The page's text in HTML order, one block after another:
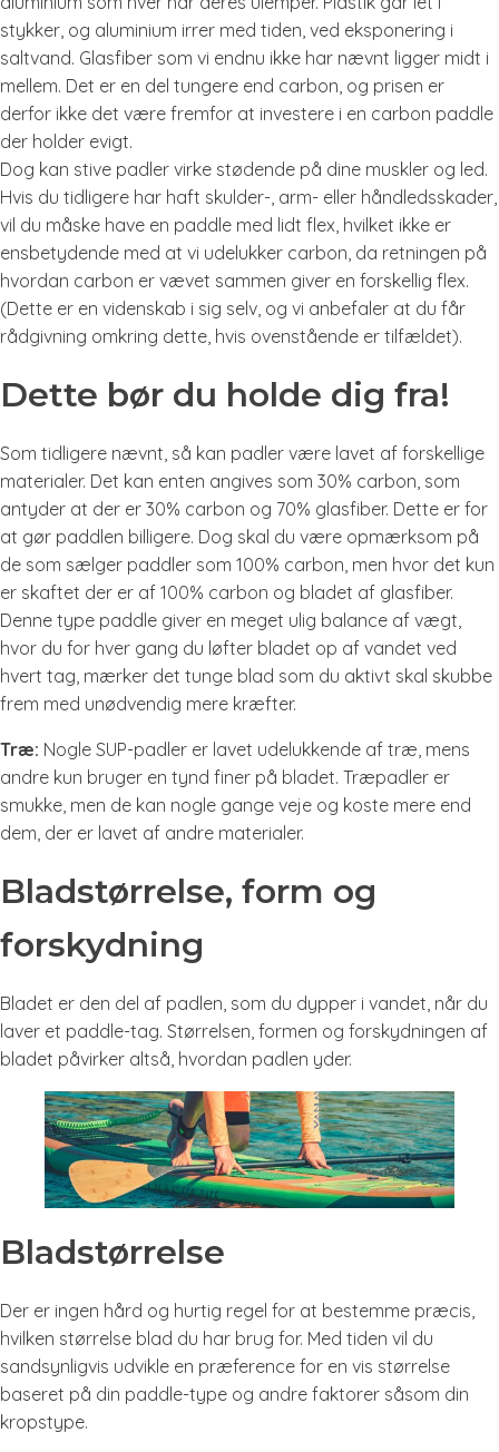
stykker, og aluminium irrer med tiden, ved eksponering i
saltvand. Glasfiber som vi endnu ikke har nævnt ligger midt i
mellem. Det er en del tungere end carbon, og prisen er
derfor ikke det være fremfor at investere i en carbon paddle
der holder evigt.
Dog kan stive padler virke stødende på dine muskler og led.
Hvis du tidligere har haft skulder-, arm- eller håndledsskader,
vil du måske have en paddle med lidt flex, hvilket ikke er
ensbetydende med at vi udelukker carbon, da retningen på
hvordan carbon er vævet sammen giver en forskellig flex.
(Dette er en videnskab i sig selv, og vi anbefaler at du får
rådgivning omkring dette, hvis ovenstående er tilfældet).
Dette bør du holde dig fra!
Som tidligere nævnt, så kan padler være lavet af forskellige
materialer. Det kan enten angives som 30% carbon, som
antyder at der er 30% carbon og 70% glasfiber. Dette er for
at gør paddlen billigere. Dog skal du være opmærksom på
de som sælger paddler som 100% carbon, men hvor det kun
er skaftet der er af 100% carbon og bladet af glasfiber.
Denne type paddle giver en meget ulig balance af vægt,
hvor du for hver gang du løfter bladet op af vandet ved
hvert tag, mærker det tunge blad som du aktivt skal skubbe
frem med unødvendig mere kræfter.
Træ: Nogle SUP-padler er lavet udelukkende af træ, mens
andre kun bruger en tynd finer på bladet. Træpadler er
smukke, men de kan nogle gange veje og koste mere end
dem, der er lavet af andre materialer.
Bladstørrelse, form og
forskydning
Bladet er den del af padlen, som du dypper i vandet, når du
laver et paddle-tag. Størrelsen, formen og forskydningen af
bladet påvirker altså, hvordan padlen yder.
Bladstørrelse
Der er ingen hård og hurtig regel for at bestemme præcis,
hvilken størrelse blad du har brug for. Med tiden vil du
sandsynligvis udvikle en præference for en vis størrelse
baseret på din paddle-type og andre faktorer såsom din
kropstype.